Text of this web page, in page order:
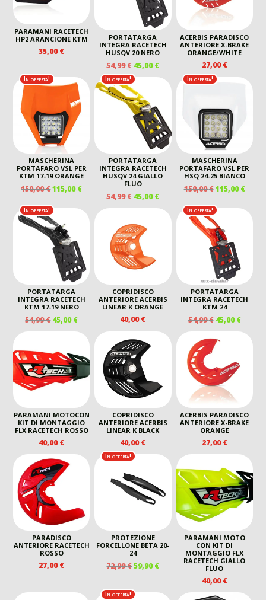
PARAMANI RACETECH
HP2 ARANCIONE KTM
35,00€
PORTATARGA
INTEGRA RACETECH
HUSQV 20 NERO
54,99€ IL
PREZZO
ORIGINALE
ERA:
54,99 €.
45,00€IL
PREZZO
ATTUALE
ACERBIS PARADISCO
ANTERIORE X-BRAKE
ORANGE/WHITE
27,00€
In offerta!
MASCHERINA
PORTAFARO VSL PER
KTM 17-19 ORANGE
150,00€IL
ORIGINALE
ERA:
150,00 €.
115,00€IL
PREZZO
ATTUALE
È:
In offerta!
PORTATARGA
INTEGRA RACETECH
HUSQV 24 GIALLO
FLUO
54,99€ IL
PREZZO
ORIGINALE
ERA:
54,99 €.
45,00€IL
PREZZO
ATTUALE
In offerta!
MASCHERINA
PORTAFARO VSL PER
HSQ 24-25 BIANCO
150,00€ IL
ORIGINALE
ERA:
150,00 €.
115,00€IL
In offerta!
PORTATARGA
INTEGRA RACETECH
KTM 17-19 NERO
54,99€ IL
PREZZO
ORIGINALE
ERA:
54,99 €.
45,00€IL
ATTUALE
45,00 €.
COPRIDISCO
ANTERIORE ACERBIS
LINEAR K ORANGE
40,00€
In offerta!
PORTATARGA
INTEGRA RACETECH
KTM 24
54,99€ IL
PREZZO
ORIGINALE
54,99 €.
45,00€IL
PARAMANI MOTOCON
KIT DI MONTAGGIO
FLX RACETECH ROSSO
40,00€
COPRIDISCO
ANTERIORE ACERBIS
LINEAR K BLACK
40,00€
ACERBIS PARADISCO
ANTERIORE X-BRAKE
ORANGE
27,00€
PARADISCO
ANTERIORE RACETECH
ROSSO
27,00€
In offerta!
PROTEZIONE
FORCELLONE BETA 20-
24
72,99€IL
ERA:
59,90€IL
È:
PARAMANI MOTO
CON KIT DI
MONTAGGIO FLX
RACETECH GIALLO
FLUO
40,00€
In offerta!